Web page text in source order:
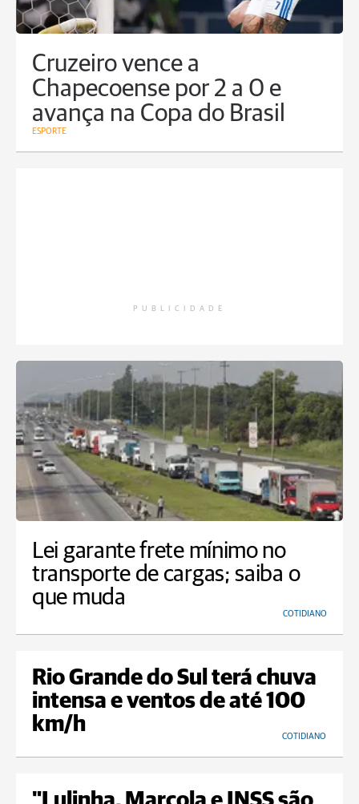
Cruzeiro vence a
Chapecoense por 2 a 0 e
avança na Copa do Brasil
ESPORTE
PUBLICIDADE
Lei garante frete mínimo no
transporte de cargas; saiba o
que muda
COTIDIANO
Rio Grande do Sul terá chuva
intensa e ventos de até 100
km/h
COTIDIANO